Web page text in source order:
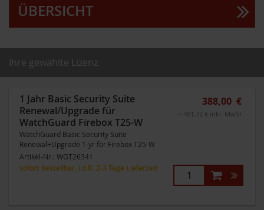
ÜBERSICHT
Ihre gewählte Lizenz
1 Jahr Basic Security Suite
Renewal/Upgrade für
WatchGuard Firebox T25-W
WatchGuard Basic Security Suite
Renewal+Upgrade 1-yr for Firebox T25-W
Artikel-Nr.: WGT26341
sofort bestellbar, i.d.R. 2-3 Tage Lieferzeit
388,00 €
= 461,72 € inkl. MwSt